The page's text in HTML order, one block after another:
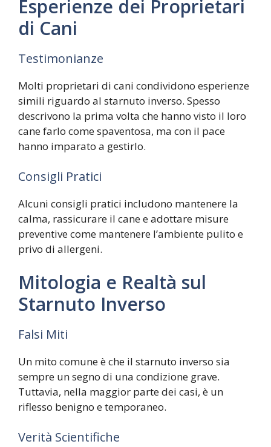
Esperienze dei Proprietari
di Cani
Testimonianze
Molti proprietari di cani condividono esperienze
simili riguardo al starnuto inverso. Spesso
descrivono la prima volta che hanno visto il loro
cane farlo come spaventosa, ma con il pace
hanno imparato a gestirlo.
Consigli Pratici
Alcuni consigli pratici includono mantenere la
calma, rassicurare il cane e adottare misure
preventive come mantenere l’ambiente pulito e
privo di allergeni.
Mitologia e Realtà sul
Starnuto Inverso
Falsi Miti
Un mito comune è che il starnuto inverso sia
sempre un segno di una condizione grave.
Tuttavia, nella maggior parte dei casi, è un
riflesso benigno e temporaneo.
Verità Scientifiche